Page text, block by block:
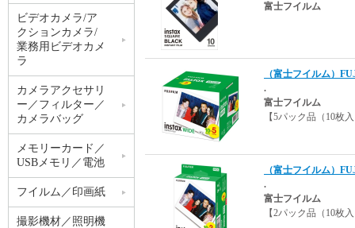
富士フイルム
（富士フイルム）
.
富士フイルム
【5パック品（10枚
（富士フイルム）
.
富士フイルム
【2パック品（10枚
ビデオカメラ/ア
クションカメラ/
業務用ビデオカメ
ラ
カメラアクセサリ
ー／フィルター／
カメラバッグ
メモリーカード／
USBメモリ／電池
フイルム／印画紙
撮影機材／照明機